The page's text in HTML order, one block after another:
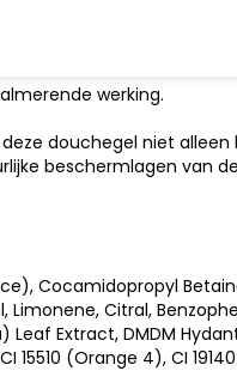
werking.
douchegel niet
beschermlagen van
Cocamidopropyl
Citral,
Extract, DMDM
(Orange 4), CI